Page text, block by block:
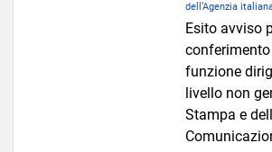
dell’Agenzia
Esito avviso
funzione
livello non
Stampa e